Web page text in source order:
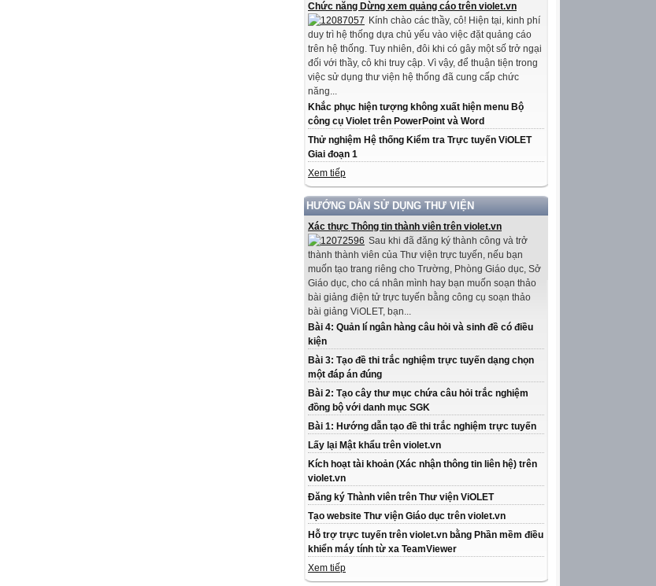
Chức năng Dừng xem quảng cáo trên violet.vn
Kính chào các thầy, cô! Hiện tại, kinh phí
duy trì hệ thống dựa chủ yếu vào việc đặt quảng cáo
trên hệ thống. Tuy nhiên, đôi khi có gây một số trở ngại
đối với thầy, cô khi truy cập. Vì vậy, để thuận tiện trong
việc sử dụng thư viện hệ thống đã cung cấp chức
năng...
Khắc phục hiện tượng không xuất hiện menu Bộ
công cụ Violet trên PowerPoint và Word
Thử nghiệm Hệ thống Kiểm tra Trực tuyến ViOLET
Giai đoạn 1
Xem tiếp
HƯỚNG DẪN SỬ DỤNG THƯ VIỆN
Xác thực Thông tin thành viên trên violet.vn
Sau khi đã đăng ký thành công và trở
thành thành viên của Thư viện trực tuyến, nếu bạn
muốn tạo trang riêng cho Trường, Phòng Giáo dục, Sở
Giáo dục, cho cá nhân mình hay bạn muốn soạn thảo
bài giảng điện tử trực tuyến bằng công cụ soạn thảo
bài giảng ViOLET, bạn...
Bài 4: Quản lí ngân hàng câu hỏi và sinh đề có điều
kiện
Bài 3: Tạo đề thi trắc nghiệm trực tuyến dạng chọn
một đáp án đúng
Bài 2: Tạo cây thư mục chứa câu hỏi trắc nghiệm
đồng bộ với danh mục SGK
Bài 1: Hướng dẫn tạo đề thi trắc nghiệm trực tuyến
Lấy lại Mật khẩu trên violet.vn
Kích hoạt tài khoản (Xác nhận thông tin liên hệ) trên
violet.vn
Đăng ký Thành viên trên Thư viện ViOLET
Tạo website Thư viện Giáo dục trên violet.vn
Hỗ trợ trực tuyến trên violet.vn bằng Phần mềm điều
khiển máy tính từ xa TeamViewer
Xem tiếp